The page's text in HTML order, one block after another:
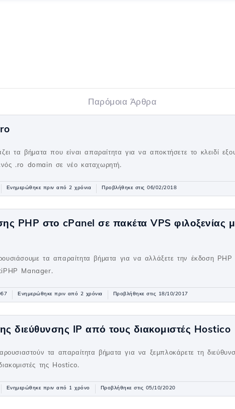
Παρόμοια Άρθρα
τα βήματα που είναι απαραίτητα για να αποκτήσετε το κλειδί
.ro domain σε νέο καταχωρητή.
Ενημερώθηκε πριν από 2 χρόνια Προβλήθηκε στις 06/02/2018
PHP στο cPanel σε πακέτα VPS φιλοξενίας
τα απαραίτητα βήματα για να αλλάξετε την έκδοση
Manager.
Ενημερώθηκε πριν από 2 χρόνια Προβλήθηκε στις 18/10/2017
διεύθυνσης IP από τους διακομιστές Hostico
τα απαραίτητα βήματα για να ξεμπλοκάρετε τη
της Hostico.
Ενημερώθηκε πριν από 1 χρόνο Προβλήθηκε στις 05/10/2020